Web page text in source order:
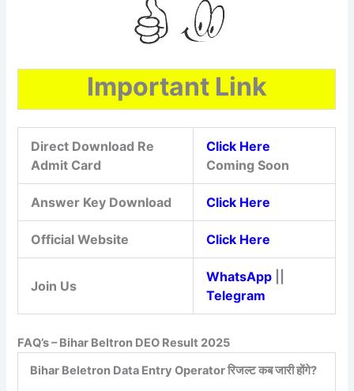
Important Link
Direct Download Re
Admit Card
Click Here
Coming Soon
Answer Key Download Click Here
Official Website Click Here
Join Us
WhatsApp
Telegram
FAQ’s – Bihar Beltron DEO Result 2025
Bihar Beletron Data Entry Operator रिजल्ट कब जारी होंगे?